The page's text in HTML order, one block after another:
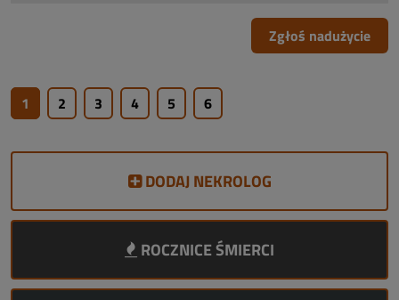
Zgłoś nadużycie
1 2 3 4 5 6
DODAJ NEKROLOG
ROCZNICE ŚMIERCI